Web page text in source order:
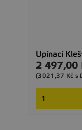
Upínací
Cena
2 497,00
(3021,37 Kč s